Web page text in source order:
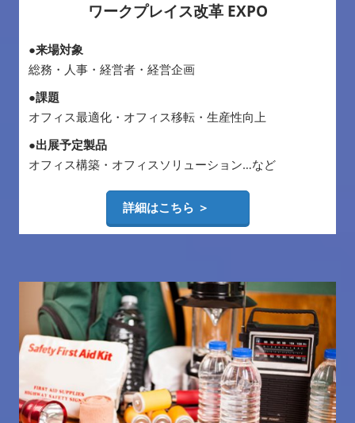
ワークプレイス改革 EXPO
●来場対象
総務・人事・経営者・経営企画
●課題
オフィス最適化・オフィス移転・生産性向上
●出展予定製品
オフィス構築・オフィスソリューション…など
詳細はこちら ＞